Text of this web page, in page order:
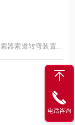
器索道转弯装置；
运行的固定抱索器
电话咨询